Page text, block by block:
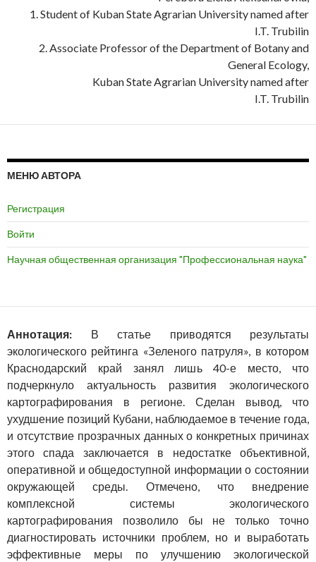
1. Student of Kuban State Agrarian University named after
I.T. Trubilin
2. Associate Professor of the Department of Botany and
General Ecology,
Kuban State Agrarian University named after
I.T. Trubilin
МЕНЮ АВТОРА
Регистрация
Войти
Научная общественная организация "Профессиональная наука"
Аннотация: В статье приводятся результаты
экологического рейтинга «Зеленого патруля», в котором
Краснодарский край занял лишь 40-е место, что
подчеркнуло актуальность развития экологического
картографирования в регионе. Сделан вывод, что
ухудшение позиций Кубани, наблюдаемое в течение года,
и отсутствие прозрачных данных о конкретных причинах
этого спада заключается в недостатке объективной,
оперативной и общедоступной информации о состоянии
окружающей среды. Отмечено, что внедрение
комплексной системы экологического
картографирования позволило бы не только точно
диагностировать источники проблем, но и выработать
эффективные меры по улучшению экологической